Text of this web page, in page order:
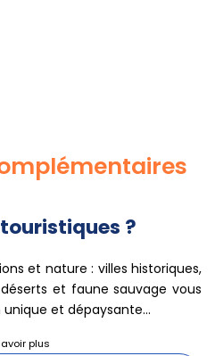
?
et nature : villes historiques,
et faune sauvage vous
et dépaysante...